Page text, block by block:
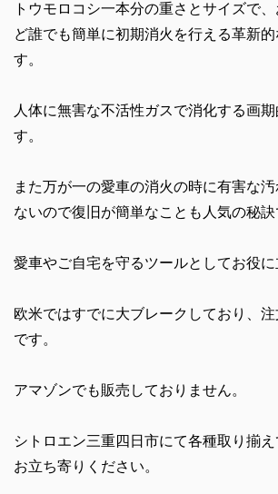
トウモロコシ一本分の重さとサイズで
ど誰でも簡単に初期消火を行える革新
す。
人体に無害な不活性ガスで消化する画
す。
また万が一の愛車の消火の時に有害な
ないので復旧が簡単なことも人気の秘訣
愛車やご自宅を守るツールとしてお役に
欧米ではすでに大ブレークしており、
です。
アマゾンでも販売しておりません。
シトロエン三重四日市にて各種取り揃え
お立ち寄りください。